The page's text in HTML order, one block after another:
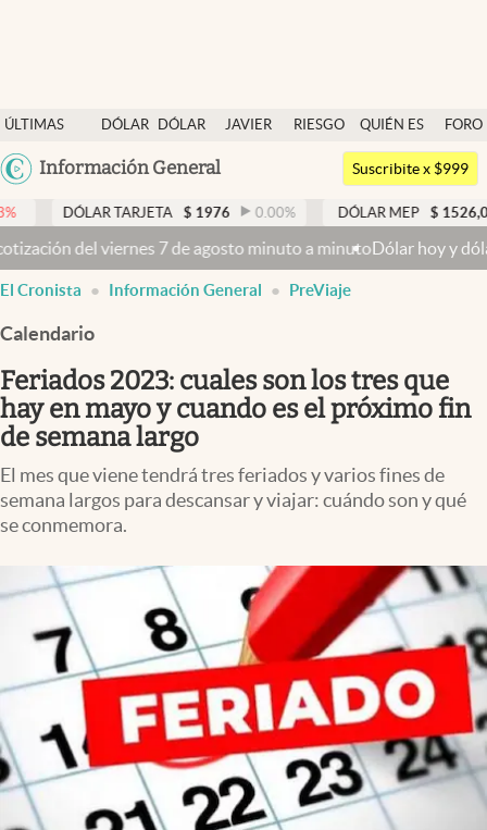
ÚLTIMAS
NOTICIAS
DÓLAR
DÓLAR
JAVIER
RIESGO
QUIÉN ES
QUIÉN
FORO
Argentina
México
USA
Información General
Dólar
Members
Economía y Política
Finanzas y Mercados
Mercados Online
Negocios
Columnistas
Otras secciones
Infotechnology
Mundial 2026
Eventos Corporativos
El Cronista Studio
Mediakit
abre en nueva pestaña
Argentina
Suscribite x $999
TARJETA $ 1976 0.00% DÓLAR MEP $ 1526,03 0.43%
viernes 7 de agosto minuto a minutoDólar hoy y dólar blue
El Cronista Información General PreViaje
Calendario
Feriados 2023: cuales son los tres que
hay en mayo y cuando es el próximo fin
de semana largo
El mes que viene tendrá tres feriados y varios fines de
semana largos para descansar y viajar: cuándo son y qué
se conmemora.